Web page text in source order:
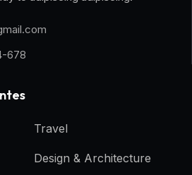
678
Travel
Design & Architecture